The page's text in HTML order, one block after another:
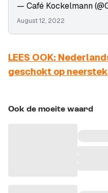
— Café Kockelmann
August 12, 2022
LEES OOK:
geschokt op
Ook de moeite waard